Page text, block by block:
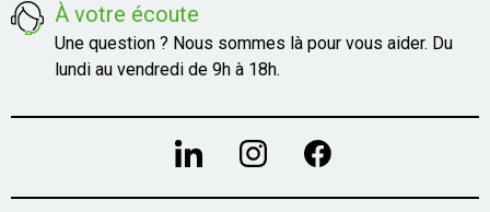
À votre écoute
Une question ? Nous sommes là pour vous aider. Du
lundi au vendredi de 9h à 18h.